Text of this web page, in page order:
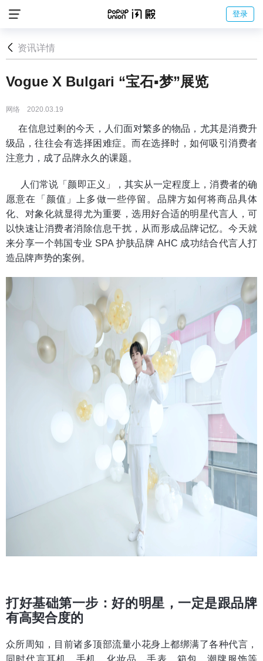
登录
资讯详情
Vogue X Bulgari “宝石▪梦”展览
网络 2020.03.19
在信息过剩的今天，人们面对繁多的物品，尤其是消费升
级品，往往会有选择困难症。而在选择时，如何吸引消费者
注意力，成了品牌永久的课题。
人们常说「颜即正义」，其实从一定程度上，消费者的确
愿意在「颜值」上多做一些停留。品牌方如何将商品具体
化、对象化就显得尤为重要，选用好合适的明星代言人，可
以快速让消费者消除信息干扰，从而形成品牌记忆。今天就
来分享一个韩国专业 SPA 护肤品牌 AHC 成功结合代言人打
造品牌声势的案例。
打好基础第一步：好的明星，一定是跟品牌
有高契合度的
众所周知，目前诸多顶部流量小花身上都绑满了各种代言，
同时代言耳机、手机、化妆品、手表、箱包、潮牌服饰等